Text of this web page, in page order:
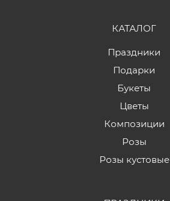
КАТАЛОГ
Праздники
Подарки
Букеты
Цветы
Композиции
Розы
Розы кустовые